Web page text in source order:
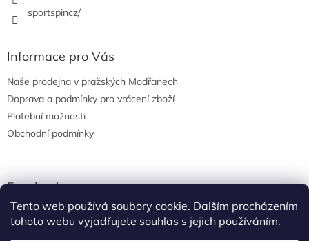
Tento web používá soubory cookie. Dalším procházením
tohoto webu vyjadřujete souhlas s jejich používáním.
sportspincz/
Informace pro Vás
Naše prodejna v pražských Modřanech
Doprava a podmínky pro vrácení zboží
Platební možnosti
Obchodní podmínky
Facebook